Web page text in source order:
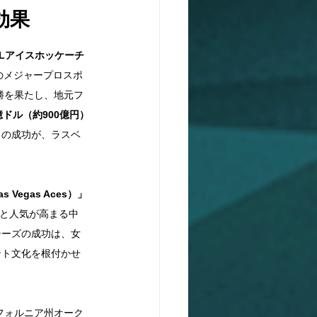
果
アイスホッケーチ
ジャープロスポ
を果たし、地元フ
ル（約900億円）
成功が、ラスベ
Vegas Aces）」
人気が高まる中
ズの成功は、女
文化を根付かせ
ォルニア州オーク